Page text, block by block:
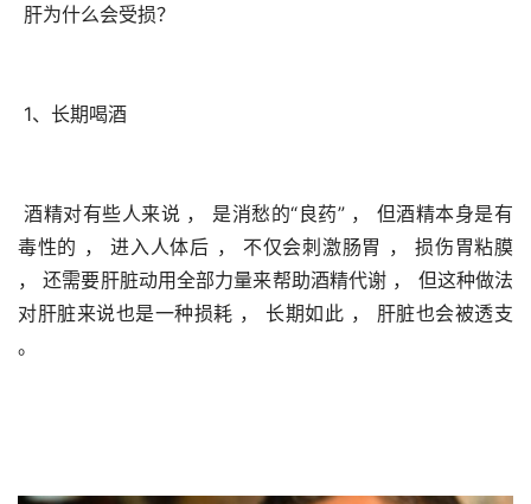
肝为什么会受损？
1、长期喝酒
酒精对有些人来说 ， 是消愁的“良药” ， 但酒精本身是有
毒性的 ， 进入人体后 ， 不仅会刺激肠胃 ， 损伤胃粘膜
， 还需要肝脏动用全部力量来帮助酒精代谢 ， 但这种做法
对肝脏来说也是一种损耗 ， 长期如此 ， 肝脏也会被透支
。